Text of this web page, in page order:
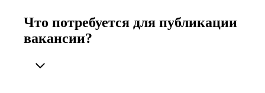
Что потребуется для публикации
вакансии?